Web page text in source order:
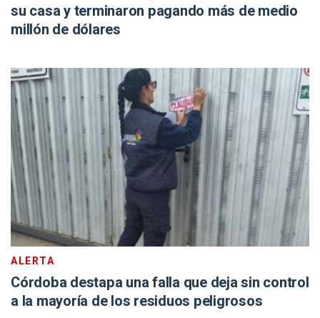
su casa y terminaron pagando más de medio
millón de dólares
ALERTA
Córdoba destapa una falla que deja sin control
a la mayoría de los residuos peligrosos